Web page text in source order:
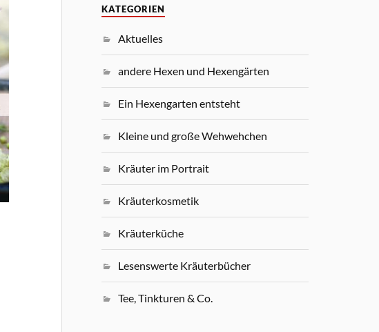
KATEGORIEN
Aktuelles
andere Hexen und Hexengärten
Ein Hexengarten entsteht
Kleine und große Wehwehchen
Kräuter im Portrait
Kräuterkosmetik
Kräuterküche
Lesenswerte Kräuterbücher
Tee, Tinkturen & Co.